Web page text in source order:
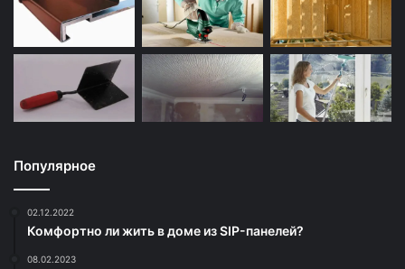
Популярное
02.12.2022
Комфортно ли жить в доме из SIP-панелей?
08.02.2023